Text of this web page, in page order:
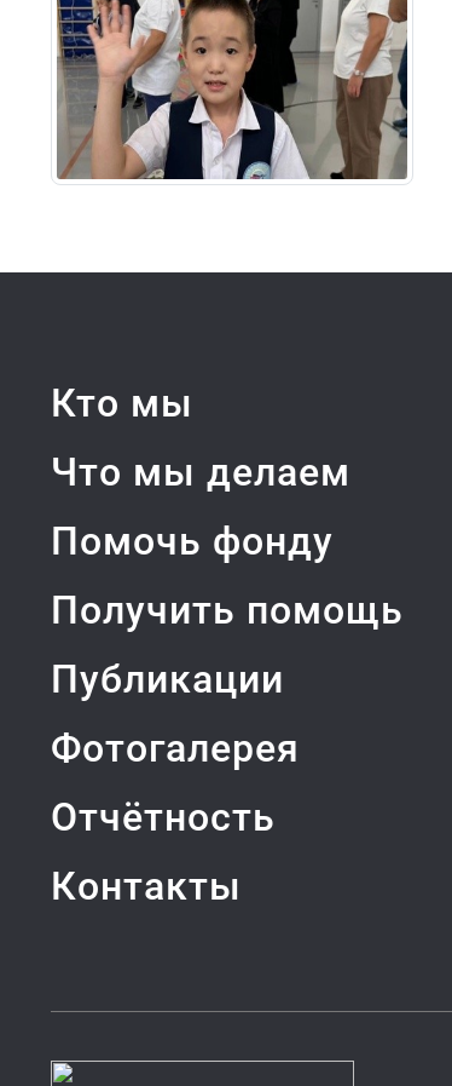
Кто мы
Что мы делаем
Помочь фонду
Получить помощь
Публикации
Фотогалерея
Отчётность
Контакты